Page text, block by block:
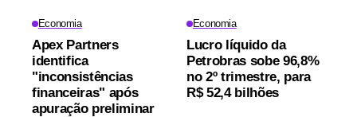
Economia
Apex Partners
identifica
"inconsistências
financeiras" após
apuração preliminar
Economia
Lucro líquido da
Petrobras sobe 96,8%
no 2º trimestre, para
R$ 52,4 bilhões